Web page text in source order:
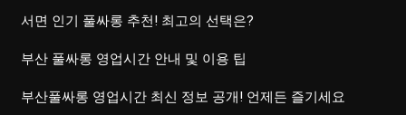
서면 인기 풀싸롱 추천! 최고의 선택은?
부산 풀싸롱 영업시간 안내 및 이용 팁
부산풀싸롱 영업시간 최신 정보 공개! 언제든 즐기세요